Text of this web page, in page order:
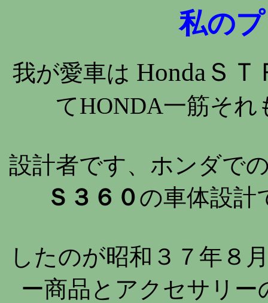
私の
我が愛車は HondaＳＴ
てHONDA一筋それ
設計者です、ホンダで
Ｓ３６０の車体設計
したのが昭和３７年８
ー商品とアクセサリ